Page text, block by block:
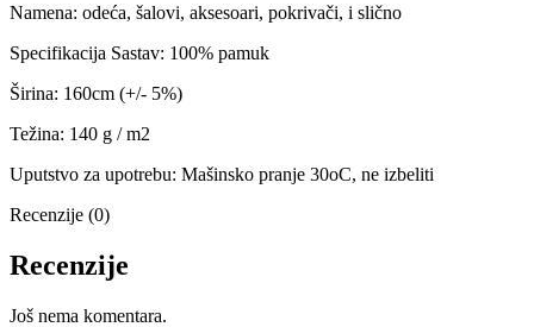
Namena: odeća, šalovi, aksesoari, pokrivači, i slično
Specifikacija Sastav: 100% pamuk
Širina: 160cm (+/- 5%)
Težina: 140 g / m2
Uputstvo za upotrebu: Mašinsko pranje 30oC, ne izbeliti
Recenzije (0)
Recenzije
Još nema komentara.